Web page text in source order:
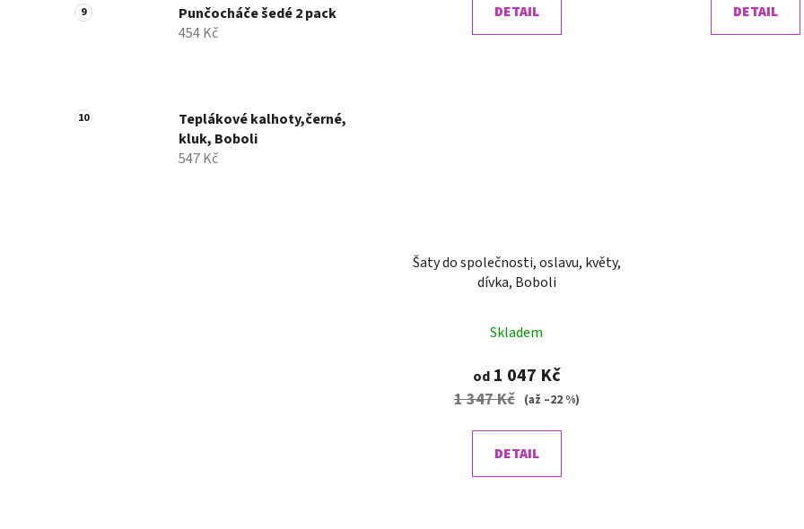
Punčocháče šedé 2 pack
454 Kč
Teplákové kalhoty,černé,
kluk, Boboli
547 Kč
DETAIL DETAIL
Šaty do společnosti, oslavu, květy,
dívka, Boboli
Skladem
od1 047 Kč
1 347 Kč (až –22 %)
DETAIL